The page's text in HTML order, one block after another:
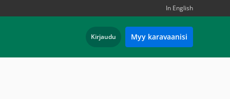
In English
Kirjaudu Myy karavaanisi